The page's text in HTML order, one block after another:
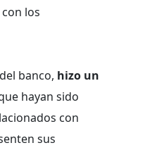
los
banco, hizo un
hayan sido
con
sus